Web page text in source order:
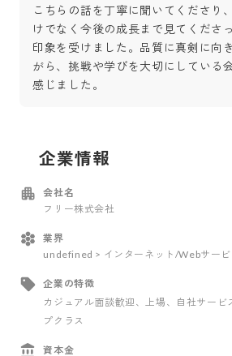
こちらの話を丁寧に聞いてくださり
けでなく今後の成長まで見てくださ
印象を受けました。品質に真剣に向
がら、挑戦や学びを大切にしている
感じました。
企業情報
会社名
フリー株式会社
業界
undefined > インターネット/Webサービ
企業の特徴
カジュアル面談歓迎 、上場 、自社サービ
プクラス
資本金